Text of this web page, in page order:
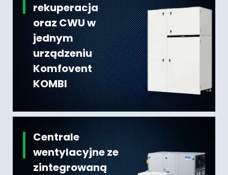
rekuperacja
oraz CWU w
jednym
urządzeniu
Komfovent
KOMBI
Centrale
wentylacyjne ze
zintegrowaną